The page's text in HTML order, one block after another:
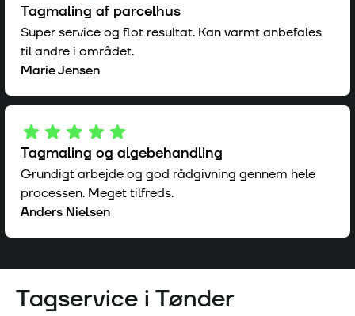
Tagmaling af parcelhus
Super service og flot resultat. Kan varmt anbefales
til andre i området.
Marie Jensen
Tagmaling og algebehandling
Grundigt arbejde og god rådgivning gennem hele
processen. Meget tilfreds.
Anders Nielsen
Tagservice i Tønder